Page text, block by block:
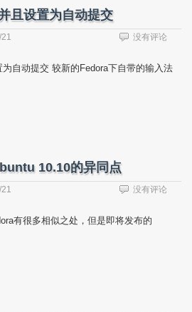
且设置为自动提交
没有评论
自动提交 较新的Fedora下自带的输入法
10.10的异同点
没有评论
有很多相似之处，但是即将发布的